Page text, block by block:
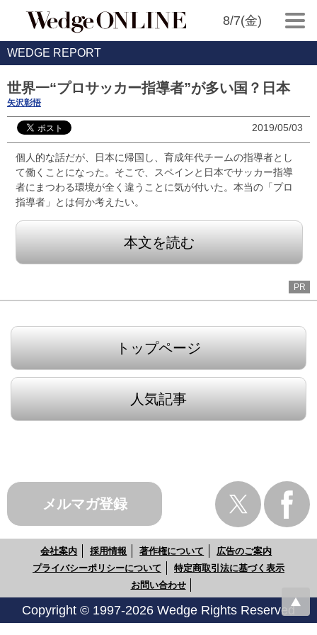
8/7(金)
WEDGE REPORT
世界一“プロサッカー指導者”が多い国？日本
矢沢彰悟
2019/05/03
個人的な話だが、日本に帰国し、育成年代チームの指導者とし
て働くことになった。そこで、スペインと日本でサッカー指導
者にまつわる環境が全く違うことに気が付いた。本当の「プロ
指導者」とは何か考えたい。
本文を読む
PR
トップページ
人気記事
メルマガ登録
会社案内 採用情報 著作権について
広告のご案内
プライバシーポリシーについて
特定商取引法に基づく表示
お問い合わせ
Copyright © 1997-2026 Wedge Rights Reserved